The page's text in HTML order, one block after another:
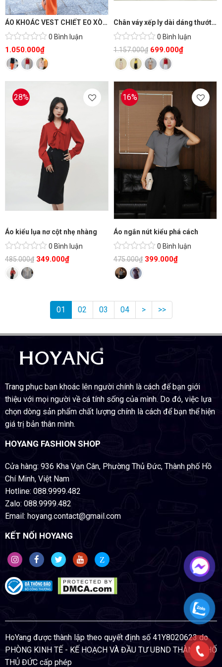
ÁO KHOÁC VEST CHIẾT EO XÒE THỜI TRANG CAO CẤP
0 Bình luận
1.050.000₫
Chân váy xếp ly dài dáng thướt tha
0 Bình luận
1.157.000₫ 699.000₫
28%
Áo kiểu lụa nơ cột nhẹ nhàng
0 Bình luận
485.000₫ 349.000₫
16%
Áo ngắn nút kiểu phá cách
0 Bình luận
475.000₫ 399.000₫
01 02 03 04 > >>
Trang phục bạn khoác lên người chính là cách để bạn giới
thiệu với mọi người về cá tính sống của mình. Do đó, việc lựa
chọn dòng sản phẩm chất lượng chính là cách để bạn thể hiện
giá trị bản thân mình.
HOYANG FASHION SHOP
Cửa hàng: 936 Kha Vạn Cân, Phường Thủ Đức, Thành phố Hồ
Chí Minh, Việt Nam
Hotline: 088.9999.482
Zalo: 088.9999.482
Email: hoyang.contact@gmail.com
KẾT NỐI HOYANG
Z
HoYang được thành lập theo quyết định số 41Y8020623 do
PHÒNG KINH TẾ - KẾ HOẠCH VÀ ĐẦU TƯ UBND THÀNH PHỐ
THỦ ĐỨC cấp phép